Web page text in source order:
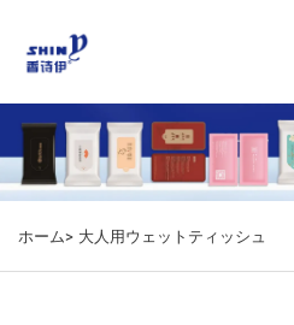
ホーム> 大人用ウェットティッシュ